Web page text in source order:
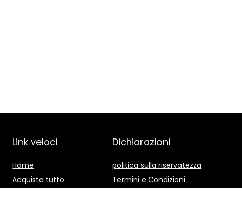
Link veloci
Home
Acquista tutto
Dichiarazioni
politica sulla riservatezza
Termini e Condizioni